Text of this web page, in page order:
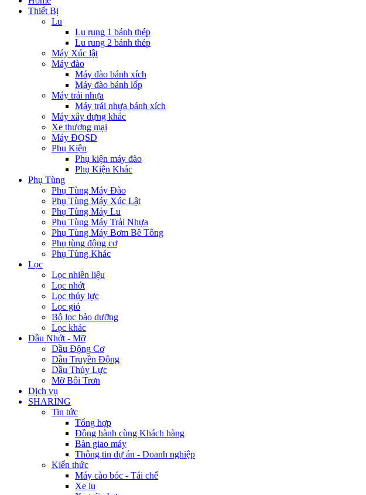
Thiết Bị
Lu
Lu rung 1 bánh thép
Lu rung 2 bánh thép
Máy Xúc lật
Máy đào
Máy đào bánh xích
Máy đào bánh lốp
Máy trải nhựa
Máy trải nhựa bánh xích
Máy xây dựng khác
Xe thương mại
Máy ĐQSD
Phụ Kiện
Phụ kiện máy đào
Phụ Kiện Khác
Phụ Tùng
Phụ Tùng Máy Đào
Phụ Tùng Máy Xúc Lật
Phụ Tùng Máy Lu
Phụ Tùng Máy Trải Nhựa
Phụ Tùng Máy Bơm Bê Tông
Phụ tùng động cơ
Phụ Tùng Khác
Lọc
Lọc nhiên liệu
Lọc nhớt
Lọc thủy lực
Lọc gió
Bộ lọc bảo dưỡng
Lọc khác
Dầu Nhớt - Mỡ
Dầu Động Cơ
Dầu Truyền Động
Dầu Thủy Lực
Mỡ Bôi Trơn
Dịch vụ
SHARING
Tin tức
Tổng hợp
Đồng hành cùng Khách hàng
Bàn giao máy
Thông tin dự án - Doanh nghiệp
Kiến thức
Máy cào bóc - Tái chế
Xe lu